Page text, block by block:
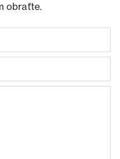
obraťte.